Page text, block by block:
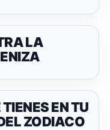
LA
EN TU
ZODIACO